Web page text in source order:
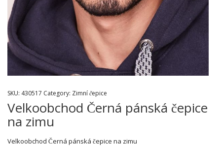
SKU: 430517 Category: Zimní čepice
Velkoobchod Černá pánská čepice
na zimu
Velkoobchod Černá pánská čepice na zimu